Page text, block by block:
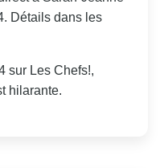
Détails dans les
sur Les Chefs!,
hilarante.